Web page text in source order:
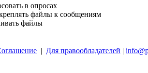
в опросах
файлы к сообщениям
файлы
| Для правообладателей |